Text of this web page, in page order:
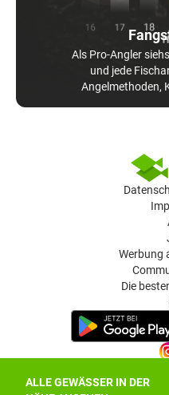
ALLE GEWÄSSER IN DER
Als Pro-Angler
und jede
Angelmethoden,
Werbung
Die